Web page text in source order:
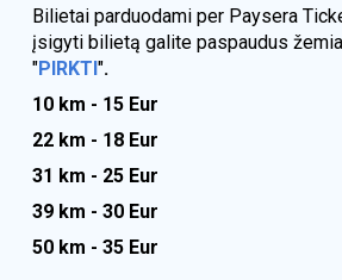
Bilietai parduodami per Paysera
įsigyti bilietą galite paspaudus
"PIRKTI".
10 km - 15 Eur
22 km - 18 Eur
31 km - 25 Eur
39 km -30 Eur
50 km -35 Eur